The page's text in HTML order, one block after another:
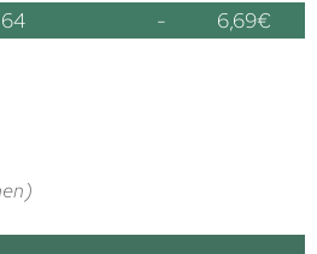
64 - 6,69€